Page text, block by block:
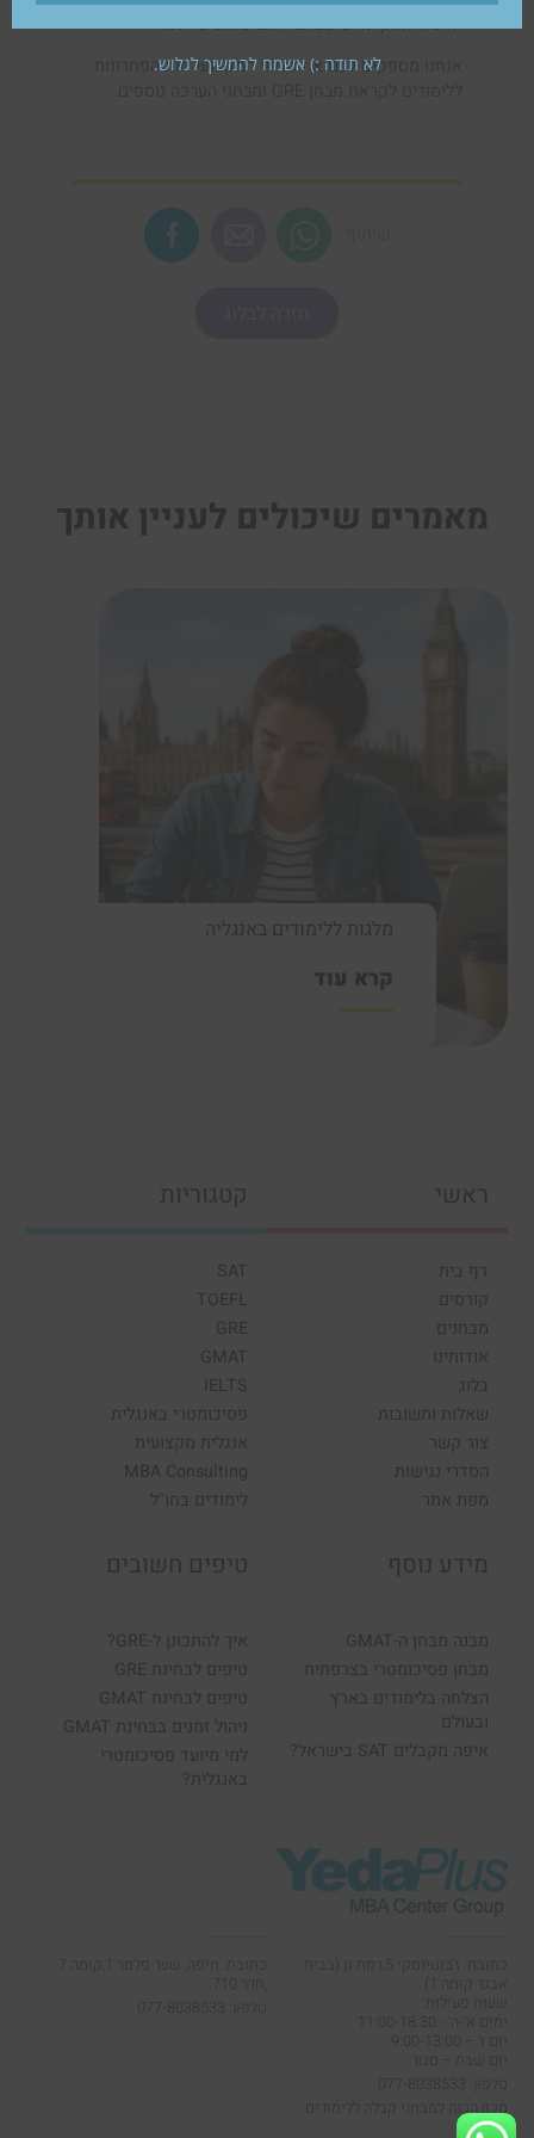
הלימוד האקדמיים שבהם אתם שואפים ללמוד.
אנחנו מספקים לכם את הליווי המקצועי ואת הפתרונות
ללימודים לקראת מבחן GRE ומבחני הערכה נוספים.
מאמרים שיכולים לעניין אותך
מלגות ללימודים באנגליה
קרא עוד
ראשי
דף בית
קורסים
מבחנים
אודותינו
בלוג
שאלות ותשובות
צור קשר
הסדרי נגישות
מפת אתר
קטגוריות
SAT
TOEFL
GRE
GMAT
IELTS
פסיכומטרי באנגלית
אנגלית מקצועית
MBA Consulting
לימודים בחו"ל
מידע נוסף
מבנה מבחן ה-GMAT
מבחן פסיכומטרי בצרפתית
הצלחה בלימודים בארץ
ובעולם
איפה מקבלים SAT בישראל?
טיפים חשובים
איך להתכונן ל-GRE?
טיפים לבחינת GRE
טיפים לבחינת GMAT
ניהול זמנים בבחינת GMAT
למי מיועד פסיכומטרי
באנגלית?
כתובת: ז'בוטינסקי 5,רמת גן (בבית
אבגד קומה 1)
ימים א'-ה' - 11:00-18:30
יום שבת – סגור
מכון הכנה למבחני קבלה ללימודים
גבוהים
לא תודה :) אשמח להמשיך לגלוש.